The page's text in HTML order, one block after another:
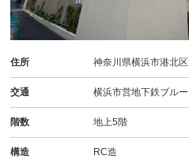
住所 神奈川県横浜市港北
交通 横浜市営地下鉄ブル
階数 地上5階
構造 RC造